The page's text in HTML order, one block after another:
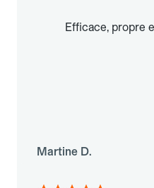
Efficace, propre
Martine D.